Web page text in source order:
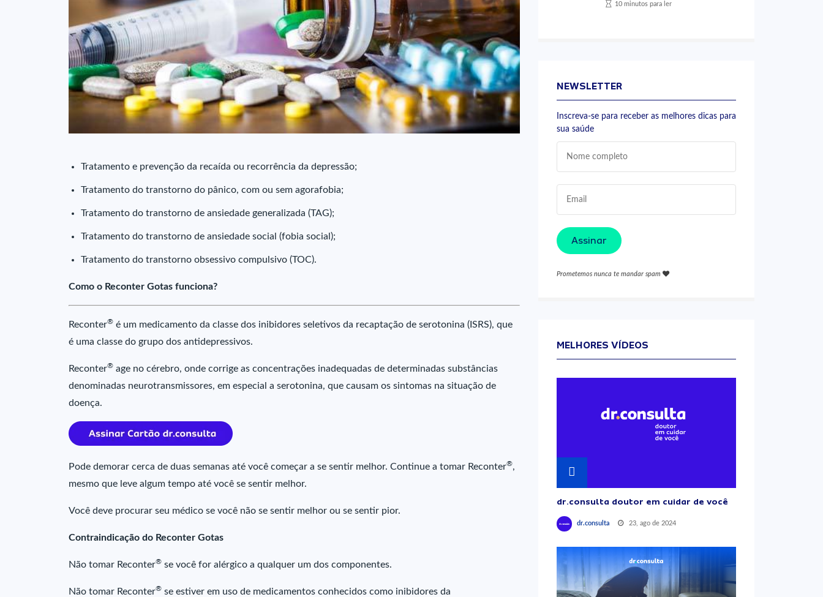
Tratamento e prevenção da recaída ou recorrência da depressão;
Tratamento do transtorno do pânico, com ou sem agorafobia;
Tratamento do transtorno de ansiedade generalizada (TAG);
Tratamento do transtorno de ansiedade social (fobia social);
Tratamento do transtorno obsessivo compulsivo (TOC).
Como o Reconter Gotas funciona?
Reconter® é um medicamento da classe dos inibidores seletivos da recaptação de serotonina (ISRS), que
é uma classe do grupo dos antidepressivos.
Reconter® age no cérebro, onde corrige as concentrações inadequadas de determinadas substâncias
denominadas neurotransmissores, em especial a serotonina, que causam os sintomas na situação de
doença.
Pode demorar cerca de duas semanas até você começar a se sentir melhor. Continue a tomar Reconter®,
mesmo que leve algum tempo até você se sentir melhor.
Você deve procurar seu médico se você não se sentir melhor ou se sentir pior.
Contraindicação do Reconter Gotas
Não tomar Reconter® se você for alérgico a qualquer um dos componentes.
Não tomar Reconter® se estiver em uso de medicamentos conhecidos como inibidores da
10 minutos para ler
NEWSLETTER
Inscreva-se para receber as melhores dicas para
sua saúde
Assinar
Prometemos nunca te mandar spam
MELHORES VÍDEOS
dr.consulta doutor em cuidar de você
dr.consulta 23, ago de 2024